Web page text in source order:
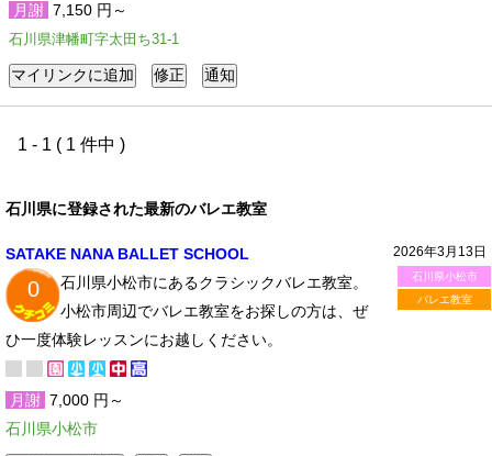
月謝 7,150 円～
石川県津幡町字太田ち31-1
1 - 1 ( 1 件中 )
石川県に登録された最新のバレエ教室
2026年3月13日
石川県小松市
バレエ教室
SATAKE NANA BALLET SCHOOL
0
石川県小松市にあるクラシックバレエ教室。
小松市周辺でバレエ教室をお探しの方は、ぜ
ひ一度体験レッスンにお越しください。
月謝 7,000 円～
石川県小松市